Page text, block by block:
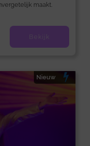
maakt.
Bekijk
Nieuw